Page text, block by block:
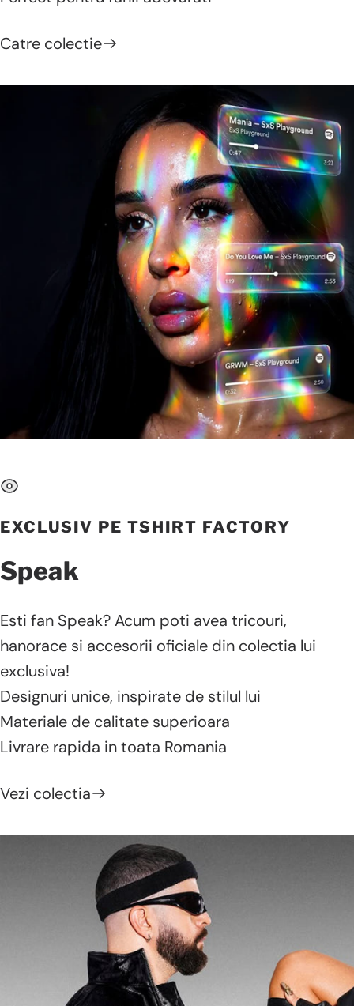
Catre colectie
EXCLUSIV PE TSHIRT FACTORY
Speak
Esti fan Speak? Acum poti avea tricouri,
hanorace si accesorii oficiale din colectia lui
exclusiva!
Designuri unice, inspirate de stilul lui
Materiale de calitate superioara
Livrare rapida in toata Romania
Vezi colectia